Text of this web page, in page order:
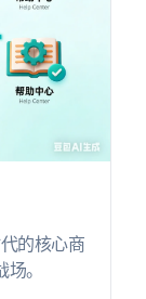
的核心商
。